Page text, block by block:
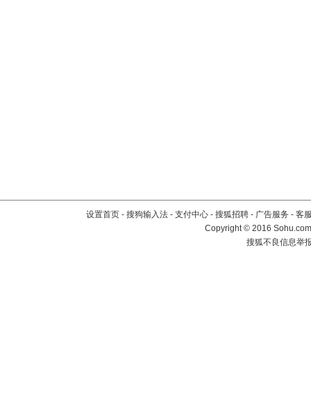
设置首页 - 搜狗输入法 - 支付中心 - 搜狐招聘 - 广告服务 - 客
Copyright©2016
搜狐不良信息举